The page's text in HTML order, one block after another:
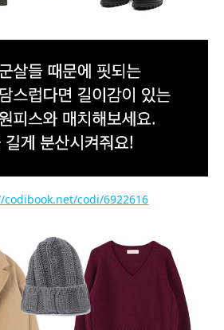
codi/6922616